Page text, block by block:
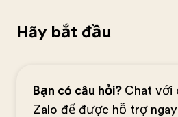
Hãy bắt đầu
Bạn có câu hỏi? Chat với
Zalo để được hỗ trợ